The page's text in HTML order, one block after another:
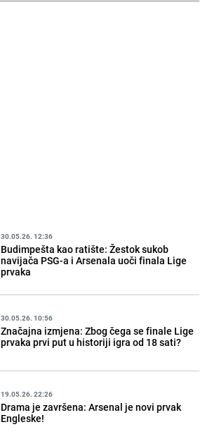
30.05.26. 12:36
Budimpešta kao ratište: Žestok sukob
navijača PSG-a i Arsenala uoči finala Lige
prvaka
30.05.26. 10:56
Značajna izmjena: Zbog čega se finale Lige
prvaka prvi put u historiji igra od 18 sati?
19.05.26. 22:26
Drama je završena: Arsenal je novi prvak
Engleske!